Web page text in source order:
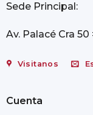
Sede Principal:
Av. Palacé Cra
Visitanos
Cuenta